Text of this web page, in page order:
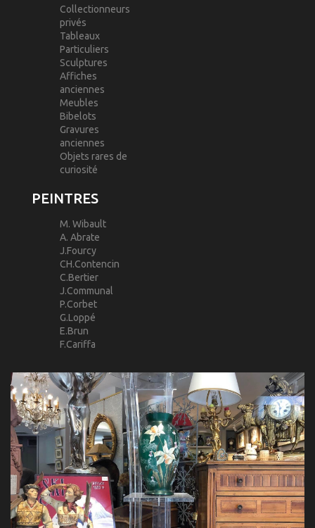
Collectionneurs
privés
Tableaux
Particuliers
Sculptures
Affiches
anciennes
Meubles
Bibelots
Gravures
anciennes
Objets rares de
curiosité
PEINTRES
M. Wibault
A. Abrate
J.Fourcy
CH.Contencin
C.Bertier
J.Communal
P.Corbet
G.Loppé
E.Brun
F.Cariffa